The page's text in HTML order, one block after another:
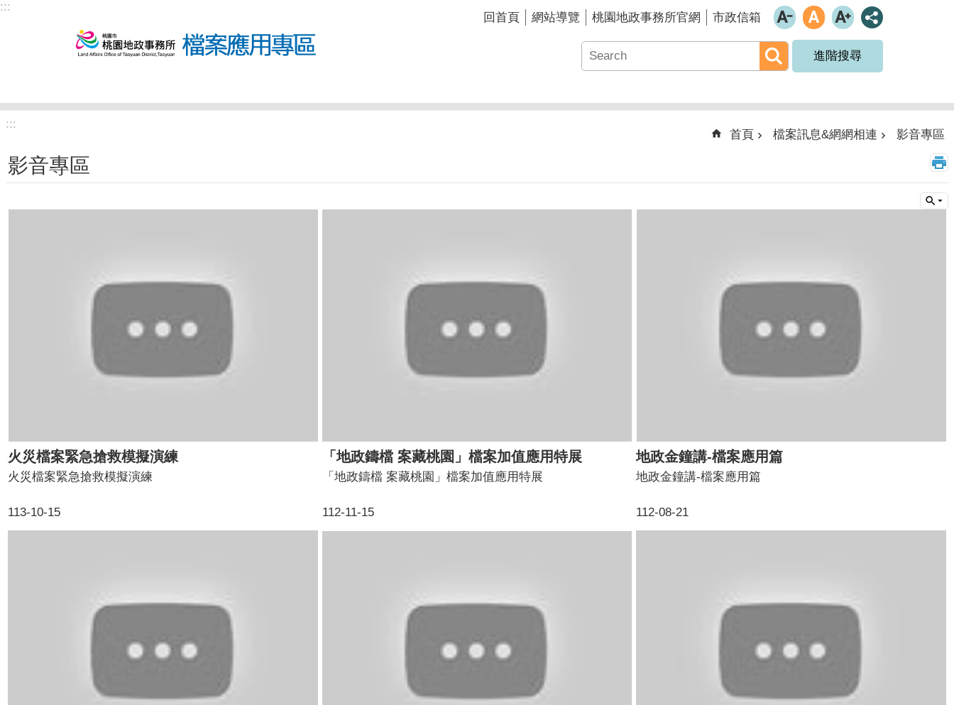
跳到主要內容區塊
:::
回首頁 網站導覽 桃園地政事務所官網 市政信箱
進階搜尋
:::
首頁 檔案訊息&網網相連 影音專區
影音專區
火災檔案緊急搶救模擬演練
113-10-15
火災檔案緊急搶救模擬演練
「地政鑄檔 案藏桃園」檔案加值應用特展
112-11-15
「地政鑄檔 案藏桃園」檔案加值應用特展
地政金鐘講-檔案應用篇
112-08-21
地政金鐘講-檔案應用篇